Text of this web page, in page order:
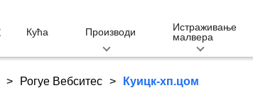
Кућа Производи
Истраживање
малвера
Рогуе Вебситес Куицк-хп.цом